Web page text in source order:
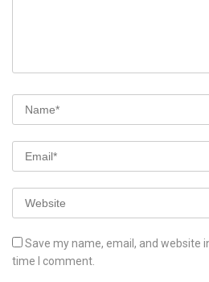
Save my name, email, and website
time I comment.